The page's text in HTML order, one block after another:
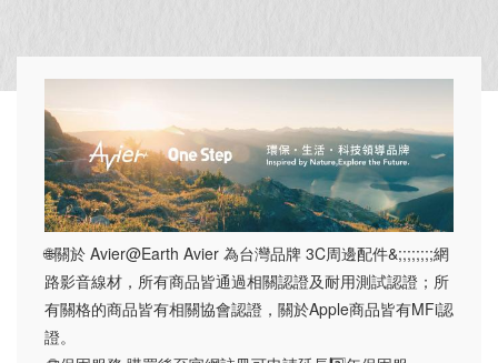
🌐關於 Avier@Earth Avier 為台灣品牌 3C周邊配件&;;;;;;;;網
路影音線材，所有商品皆通過相關認證及耐用測試認證；所
有關格的商品皆有相關協會認證，關於Apple商品皆有MFi認
證。